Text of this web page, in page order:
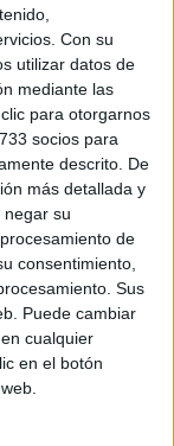
Con su
utilizar datos de
mediante las
para otorgarnos
socios para
descrito. De
más detallada y
su
de
consentimiento,
Sus
Puede cambiar
cualquier
en el botón
mismo se hará
en muchas
por miedo, tal y
Unidad de
Policía
miércoles